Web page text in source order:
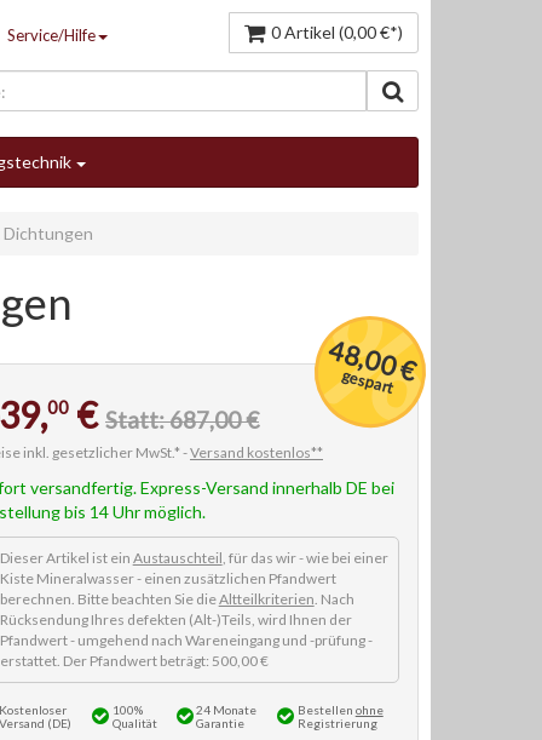
Service/Hilfe 0 Artikel (0,00 €*)
Dichtungen
48,00 €
gespart
00 € Statt: 687,00 €
inkl. gesetzlicher MwSt.* -Versand kostenlos**
versandfertig. Express-Versand innerhalb DE bei
bis 14 Uhr möglich.
Dieser Artikel ist ein Austauschteil, für das wir - wie bei einer
Kiste Mineralwasser - einen zusätzlichen Pfandwert
berechnen. Bitte beachten Sie dieAltteilkriterien. Nach
Rücksendung Ihres defekten (Alt-)Teils, wird Ihnen der
Pfandwert - umgehend nach Wareneingang und -prüfung -
erstattet. Der Pfandwert beträgt: 500,00 €
Kostenloser
Versand (DE)
100%
Qualität
24 Monate
Garantie
Bestellen ohne
Registrierung